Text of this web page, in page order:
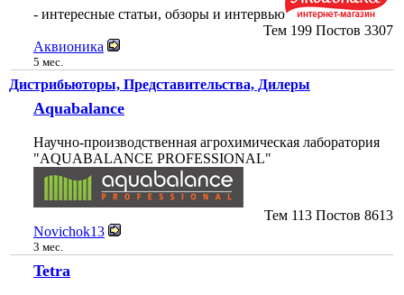
- интересные статьи, обзоры и интервью
Тем 199 Постов 3307
Аквионика
5 мес.
Дистрибьюторы, Представительства, Дилеры
Aquabalance
Научно-производственная агрохимическая лаборатория
"AQUABALANCE PROFESSIONAL"
Тем 113 Постов 8613
Novichok13
3 мес.
Tetra